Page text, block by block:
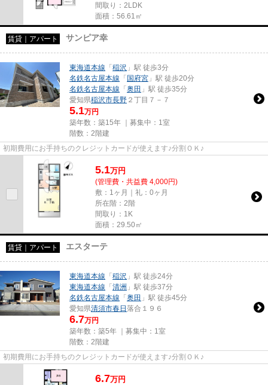
間取り：2LDK
面積：56.61㎡
賃貸｜アパート サンピア幸
東海道本線 「 稲沢 」駅 徒歩3分
名鉄名古屋本線 「 国府宮 」駅 徒歩20分
名鉄名古屋本線 「 奥田 」駅 徒歩35分
愛知県稲沢市長野 ２丁目７－７
5.1万円
築年数：築15年 ｜募集中： 1室
階数：2階建
初期費用にお手持ちのクレジットカードが使えます♪分割ＯＫ♪
5.1万円
(管理費・共益費 4,000円)
敷：1ヶ月｜礼：0ヶ月
所在階：2階
間取り：1K
面積：29.50㎡
賃貸｜アパート エスターテ
東海道本線 「 稲沢 」駅 徒歩24分
東海道本線 「 清洲 」駅 徒歩37分
名鉄名古屋本線 「 奥田 」駅 徒歩45分
愛知県清須市春日 落合１９６
6.7万円
築年数：築5年 ｜募集中： 1室
階数：2階建
初期費用にお手持ちのクレジットカードが使えます♪分割ＯＫ♪
6.7万円